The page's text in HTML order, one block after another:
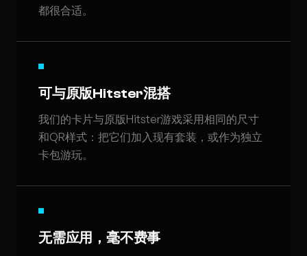
都很合适。
可与原版Hitster混搭
我们的卡片与原版Hitster游戏采用相同的尺寸
和QR样式：把它们加入现有套装，或作为独立
卡包游玩。
无需应用，毫不费事